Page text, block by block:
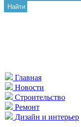
Найти
Главная
Новости
Строительство
Ремонт
Дизайн и интерьер